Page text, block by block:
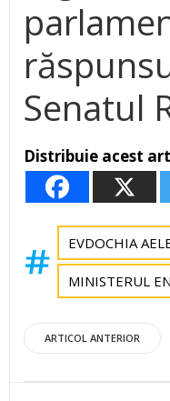
Senatul
Distribuie acest
EVDOCHIA
MINISTERUL
Post
ARTICOL ANTERIOR